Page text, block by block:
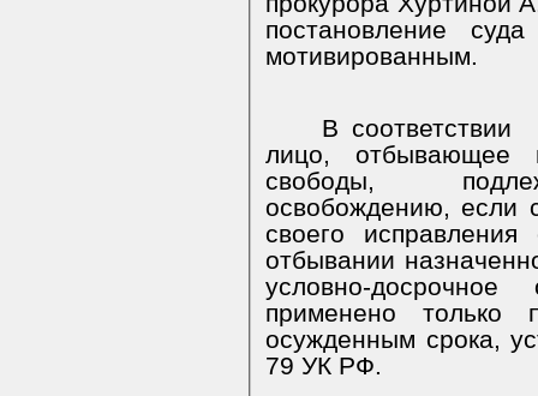
постановление
мотивированным.
В соответствии
лицо, отбывающее
свободы,
освобождению, если
своего
отбывании
условно-
применено только
осужденным срока,
79 УК РФ.